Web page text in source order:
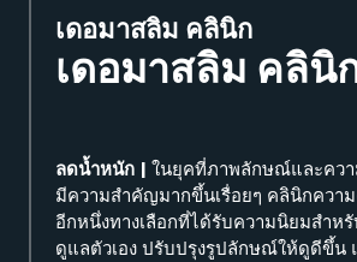
เดอมาสลิม คลินิก
เดอมาสลิม คลินิ
ลดน้ำหนัก | ในยุคที่ภาพลักษณ์และควา
มีความสำคัญมากขึ้นเรื่อยๆ คลินิกความ
อีกหนึ่งทางเลือกที่ได้รับความนิยมสำห
ดูแลตัวเอง ปรับปรุงรูปลักษณ์ให้ดูดีขึ้น